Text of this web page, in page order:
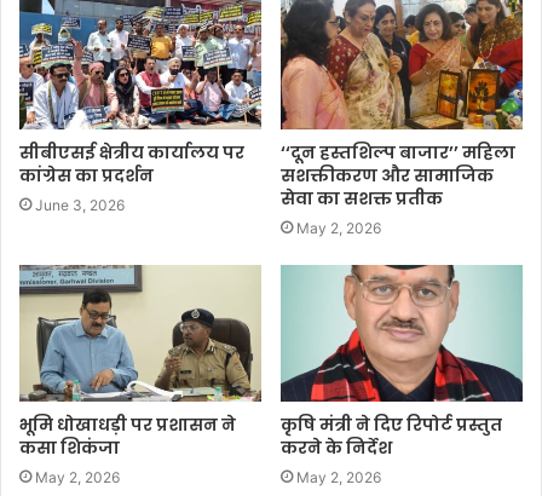
सीबीएसई क्षेत्रीय कार्यालय पर
कांग्रेस का प्रदर्शन
June 3, 2026
‘‘दून हस्तशिल्प बाजार’’ महिला
सशक्तीकरण और सामाजिक
सेवा का सशक्त प्रतीक
May 2, 2026
भूमि धोखाधड़ी पर प्रशासन ने
कसा शिकंजा
May 2, 2026
कृषि मंत्री ने दिए रिपोर्ट प्रस्तुत
करने के निर्देश
May 2, 2026